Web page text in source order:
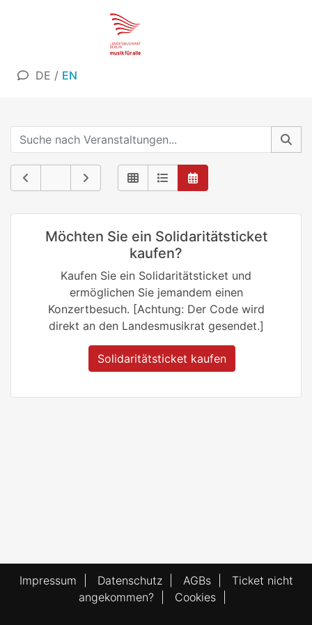
DE / EN
Möchten Sie ein Solidaritätsticket
kaufen?
Kaufen Sie ein Solidaritätsticket und
ermöglichen Sie jemandem einen
Konzertbesuch. [Achtung: Der Code wird
direkt an den Landesmusikrat gesendet.]
Solidaritätsticket kaufen
Impressum Datenschutz| AGBs| Ticket nicht
angekommen?
Cookies